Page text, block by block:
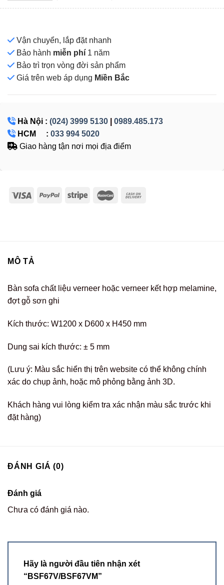
Vận chuyển, lắp đặt nhanh
Bảo hành miễn phí 1 năm
Bảo trì trọn vòng đời sản phẩm
Giá trên web áp dụng Miền Bắc
Hà Nội : (024) 3999 5130
0989.485.173
HCM : 033 994 5020
Giao hàng tận nơi mọi địa điểm
MÔ TẢ
Bàn sofa chất liệu verneer hoặc verneer kết hợp melamine,
đợt gỗ sơn ghi
Kích thước: W1200 x D600 x H450 mm
Dung sai kích thước: ± 5 mm
(Lưu ý: Màu sắc hiển thị trên website có thể không chính
xác do chụp ảnh, hoặc mô phỏng bằng ảnh 3D.
Khách hàng vui lòng kiểm tra xác nhận màu sắc trước khi
đặt hàng)
ĐÁNH GIÁ (0)
Đánh giá
Chưa có đánh giá nào.
Hãy là người đầu tiên nhận xét
“BSF67V/BSF67VM”